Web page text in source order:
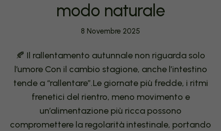
modo naturale
8 Novembre 2025
🍂 Il rallentamento autunnale non riguarda solo
l’umore Con il cambio stagione, anche l’intestino
tende a “rallentare”.Le giornate più fredde, i ritmi
frenetici del rientro, meno movimento e
un’alimentazione più ricca possono
compromettere la regolarità intestinale, portando